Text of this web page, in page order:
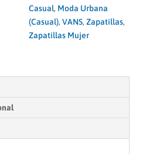
Casual, Moda Urbana
(Casual),VANS,Zapatillas,
Zapatillas Mujer